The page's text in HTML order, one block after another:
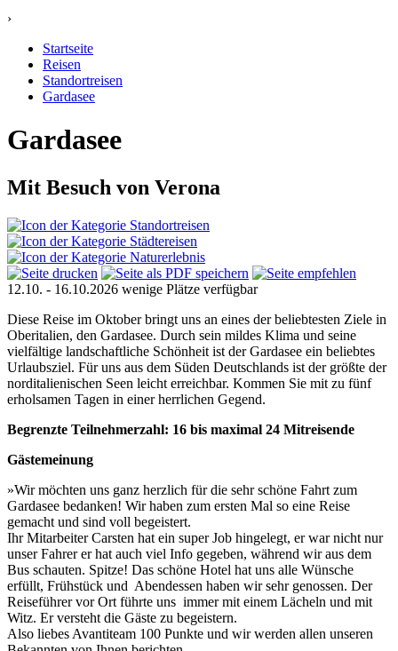
›
Startseite
Reisen
Standortreisen
Gardasee
Gardasee
Mit Besuch von Verona
12.10. - 16.10.2026 wenige Plätze verfügbar
Diese Reise im Oktober bringt uns an eines der beliebtesten Ziele in
Oberitalien, den Gardasee. Durch sein mildes Klima und seine
vielfältige landschaftliche Schönheit ist der Gardasee ein beliebtes
Urlaubsziel. Für uns aus dem Süden Deutschlands ist der größte der
norditalienischen Seen leicht erreichbar. Kommen Sie mit zu fünf
erholsamen Tagen in einer herrlichen Gegend.
Begrenzte Teilnehmerzahl: 16 bis maximal 24 Mitreisende
Gästemeinung
»Wir möchten uns ganz herzlich für die sehr schöne Fahrt zum
Gardasee bedanken! Wir haben zum ersten Mal so eine Reise
gemacht und sind voll begeistert.
Ihr Mitarbeiter Carsten hat ein super Job hingelegt, er war nicht nur
unser Fahrer er hat auch viel Info gegeben, während wir aus dem
Bus schauten. Spitze! Das schöne Hotel hat uns alle Wünsche
erfüllt, Frühstück und Abendessen haben wir sehr genossen. Der
Reiseführer vor Ort führte uns immer mit einem Lächeln und mit
Witz. Er versteht die Gäste zu begeistern.
Also liebes Avantiteam 100 Punkte und wir werden allen unseren